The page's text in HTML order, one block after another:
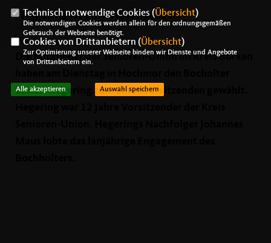
Hegering ist Ehrenvorsitzender
Die Mitglieder der Senioren-Union im Kreis Borken
Stefan Hegering zum Ehrenvorsitzenden gewählt.
Technisch notwendige Cookies (Übersicht)
Die notwendigen Cookies werden allein für den ordnungsgemäßen
Gebrauch der Webseite benötigt.
Cookies von Drittanbietern (Übersicht)
Zur Optimierung unserer Webseite binden wir Dienste und Angebote
von Drittanbietern ein.
Alle akzeptieren Auswahl speichern